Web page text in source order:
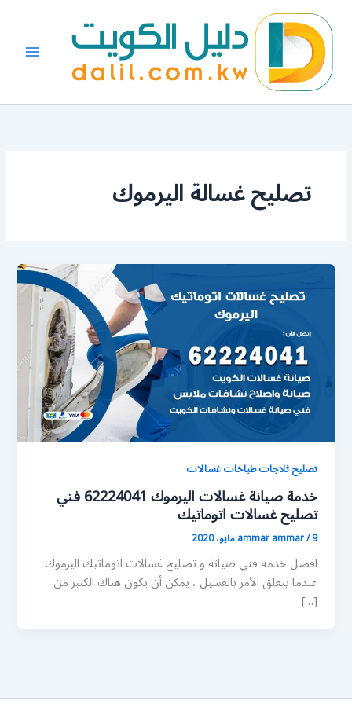
المحتوى
تصليح غسالة اليرموك
تصليح ثلاجات طباخات غسالات
خدمة صيانة غسالات اليرموك 62224041 فني
تصليح غسالات اتوماتيك
ammar ammar/9 مايو، 2020
افضل خدمة فني صيانة و تصليح غسالات اتوماتيك اليرموك
عندما يتعلق الأمر بالغسيل ، يمكن أن يكون هناك الكثير من
[…]